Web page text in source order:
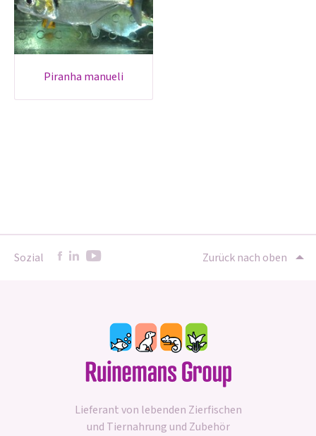
piranha manueli
Sozial Zurück nach oben
Lieferant von lebenden Zierfischen
und Tiernahrung und Zubehör